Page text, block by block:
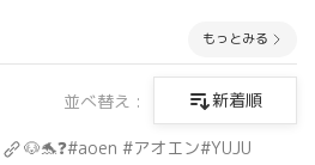
もっとみる
並べ替え : 新着順
🐶🐬❓#aoen #アオエン#YUJU